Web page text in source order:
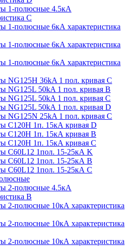
1-полюсные 4.5кА
С
1-полюсные 6кА характеристика
1-полюсные 6кА характеристика
1-полюсные 6кА характеристика
NG125H 36kA 1 пол. кривая C
NG125L 50kA 1 пол. кривая B
NG125L 50kA 1 пол. кривая C
NG125L 50kA 1 пол. кривая D
NG125N 25kA 1 пол. кривая C
С120H 1п. 15кА кривая D
С120H 1п. 15кА кривая В
С120H 1п. 15кА кривая С
С60L12 1пол. 15-25кА K
С60L12 1пол. 15-25кА В
С60L12 1пол. 15-25кА С
2-полюсные 4.5кА
В
2-полюсные 10кА характеристика
2-полюсные 10кА характеристика
2-полюсные 10кА характеристика